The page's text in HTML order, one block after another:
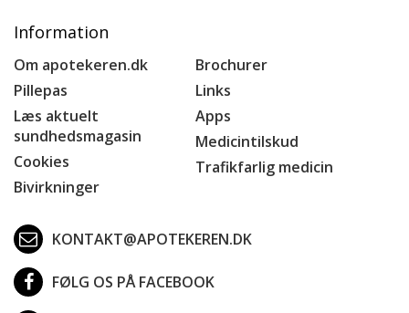
Information
Om apotekeren.dk
Pillepas
Læs aktuelt
sundhedsmagasin
Cookies
Bivirkninger
Brochurer
Links
Apps
Medicintilskud
Trafikfarlig medicin
KONTAKT@APOTEKEREN.DK
FØLG OS PÅ FACEBOOK